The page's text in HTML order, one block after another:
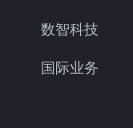
数智科技
国际业务